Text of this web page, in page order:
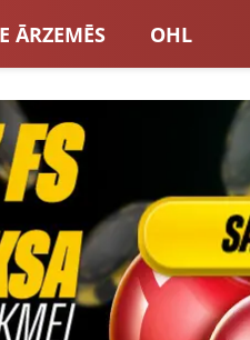
ĀRZEMĒS OHL
JAUNATNES HOKEJS
TOTALIZATORI LATVIJĀ